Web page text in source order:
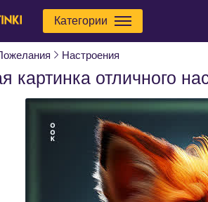
Категории
Настроения
картинка отличного